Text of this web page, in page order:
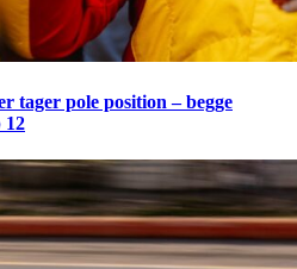
tager pole position – begge
12